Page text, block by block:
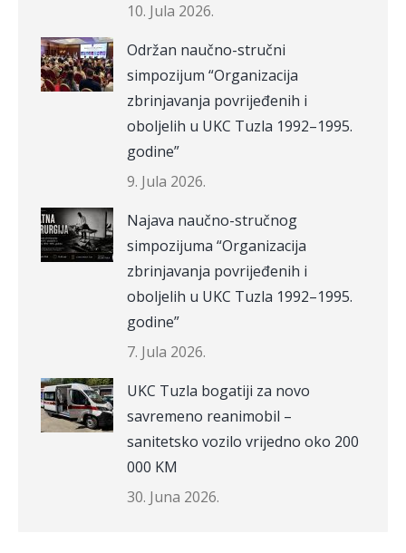
10. Jula 2026.
Održan naučno-stručni
simpozijum “Organizacija
zbrinjavanja povrijeđenih i
oboljelih u UKC Tuzla 1992–1995.
godine”
9. Jula 2026.
Najava naučno-stručnog
simpozijuma “Organizacija
zbrinjavanja povrijeđenih i
oboljelih u UKC Tuzla 1992–1995.
godine”
7. Jula 2026.
UKC Tuzla bogatiji za novo
savremeno reanimobil –
sanitetsko vozilo vrijedno oko 200
000 KM
30. Juna 2026.